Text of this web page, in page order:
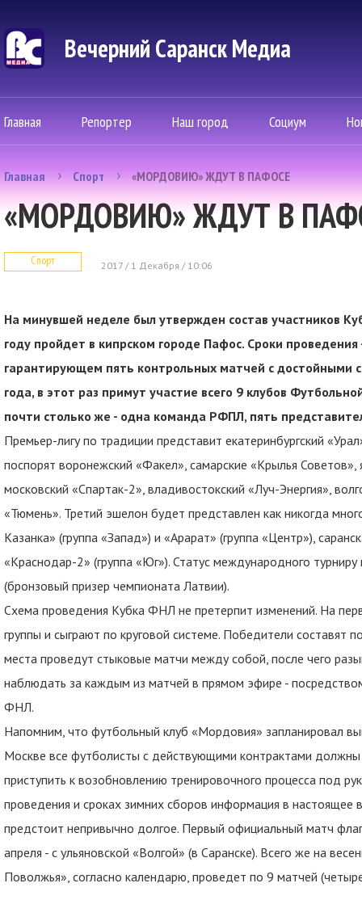
Вечерний Саранск Mедиа
Главная Репортер Наш город Социум
Главная Спорт «МОРДОВИЮ» ЖДУТ В ПАФОСЕ
«МОРДОВИЮ» ЖДУТ В
Спорт 2017 / 1 Декабря / 10:06
На минувшей неделе был утвержден состав участников
году пройдет в кипрском городе Пафос. Сроки
гарантирующем пять контрольных матчей с достойными
года, в этот раз примут участие всего 9 клубов
почти столько же - одна команда РФПЛ, пять
Премьер-лигу по традиции представит екатеринбургский
поспорят воронежский «Факел», самарские «Крылья Советов»,
московский «Спартак-2», владивостокский «Луч-Энергия»,
«Тюмень». Третий эшелон будет представлен как никогда
Казанка» (группа «Запад») и «Арарат» (группа «Центр»),
«Краснодар-2» (группа «Юг»). Статус международного
(бронзовый призер чемпионата Латвии).
Схема проведения Кубка ФНЛ не претерпит изменений. На
группы и сыграют по круговой системе. Победители составят
места проведут стыковые матчи между собой, после чего
наблюдать за каждым из матчей в прямом эфире -
ФНЛ.
Напомним, что футбольный клуб «Мордовия» запланировал
Москве все футболисты с действующими контрактами
приступить к возобновлению тренировочного процесса под
проведения и сроках зимних сборов информация в настоящее
предстоит непривычно долгое. Первый официальный матч
апреля - с ульяновской «Волгой» (в Саранске). Всего же на
Поволжья», согласно календарю, проведет по 9 матчей